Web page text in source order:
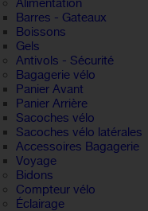
Alimentation
Barres - Gateaux
Boissons
Gels
Antivols - Sécurité
Bagagerie vélo
Panier Avant
Panier Arrière
Sacoches vélo
Sacoches vélo latérales
Accessoires Bagagerie
Voyage
Bidons
Compteur vélo
Éclairage